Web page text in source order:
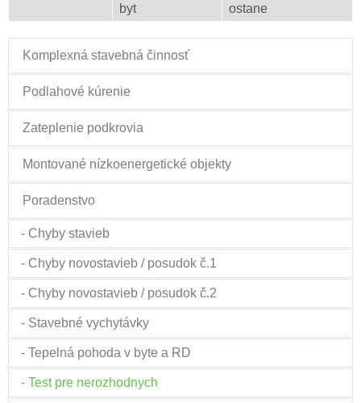
byt
ostane
Komplexná stavebná činnosť
Podlahové kúrenie
Zateplenie podkrovia
Montované nízkoenergetické objekty
Poradenstvo
- Chyby stavieb
- Chyby novostavieb / posudok č.1
- Chyby novostavieb / posudok č.2
- Stavebné vychytávky
- Tepelná pohoda v byte a RD
- Test pre nerozhodnych